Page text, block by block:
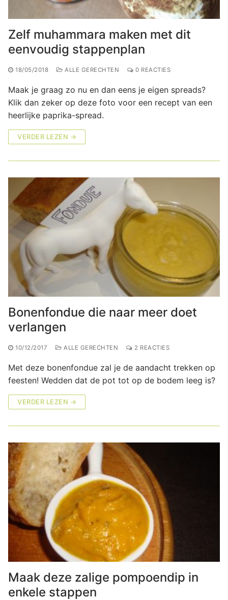
Zelf muhammara maken met dit
eenvoudig stappenplan
18/05/2018 ALLE GERECHTEN 0 REACTIES
Maak je graag zo nu en dan eens je eigen spreads?
Klik dan zeker op deze foto voor een recept van een
heerlijke paprika-spread.
VERDER LEZEN →
Bonenfondue die naar meer doet
verlangen
10/12/2017 ALLE GERECHTEN 2 REACTIES
Met deze bonenfondue zal je de aandacht trekken op
feesten! Wedden dat de pot tot op de bodem leeg is?
VERDER LEZEN →
Maak deze zalige pompoendip in
enkele stappen